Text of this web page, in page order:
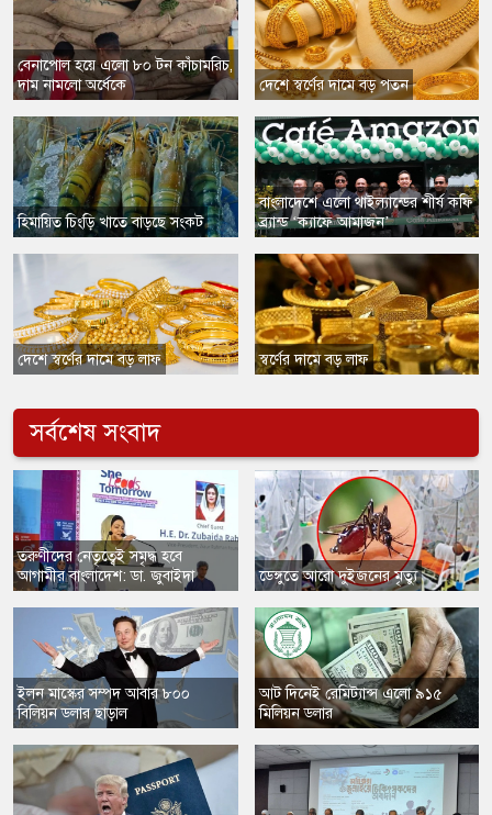
বেনাপোল হয়ে এলো ৮০ টন কাঁচামরিচ,
দাম নামলো অর্ধেকে
হিমায়িত চিংড়ি খাতে বাড়ছে সংকট
দেশে স্বর্ণের দামে বড় লাফ
দেশে স্বর্ণের দামে বড় পতন
​বাংলাদেশে এলো থাইল্যান্ডের শীর্ষ কফি
ব্র্যান্ড ‘ক্যাফে আমাজন’
​স্বর্ণের দামে বড় লাফ
সর্বশেষ সংবাদ
​তরুণীদের নেতৃত্বেই সমৃদ্ধ হবে
আগামীর বাংলাদেশ: ডা. জুবাইদা
​ইলন মাস্কের সম্পদ আবার ৮০০
বিলিয়ন ডলার ছাড়াল
​ডেঙ্গুতে আরো দুইজনের মৃত্যু
​আট দিনেই রেমিট্যান্স এলো ৯১৫
মিলিয়ন ডলার